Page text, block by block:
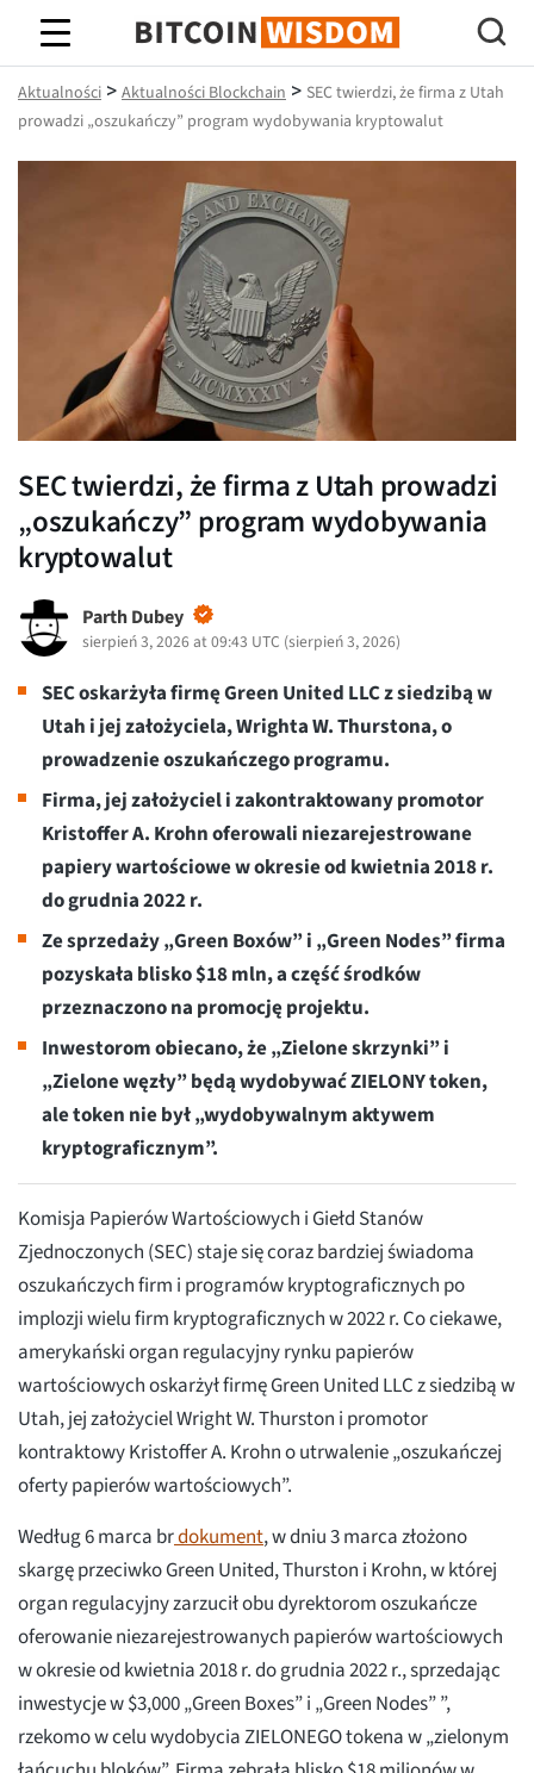
Mądrość Bitcoina
Aktualności > Aktualności Blockchain > SEC twierdzi, że firma z Utah
prowadzi „oszukańczy” program wydobywania kryptowalut
SEC twierdzi, że firma z Utah prowadzi
„oszukańczy” program wydobywania
kryptowalut
Parth Dubey
sierpień 3, 2026 at 09:43 UTC (sierpień 3, 2026)
SEC oskarżyła firmę Green United LLC z siedzibą w
Utah i jej założyciela, Wrighta W. Thurstona, o
prowadzenie oszukańczego programu.
Firma, jej założyciel i zakontraktowany promotor
Kristoffer A. Krohn oferowali niezarejestrowane
papiery wartościowe w okresie od kwietnia 2018 r.
do grudnia 2022 r.
Ze sprzedaży „Green Boxów” i „Green Nodes” firma
pozyskała blisko $18 mln, a część środków
przeznaczono na promocję projektu.
Inwestorom obiecano, że „Zielone skrzynki” i
„Zielone węzły” będą wydobywać ZIELONY token,
ale token nie był „wydobywalnym aktywem
kryptograficznym”.
Komisja Papierów Wartościowych i Giełd Stanów
Zjednoczonych (SEC) staje się coraz bardziej świadoma
oszukańczych firm i programów kryptograficznych po
implozji wielu firm kryptograficznych w 2022 r. Co ciekawe,
amerykański organ regulacyjny rynku papierów
wartościowych oskarżył firmę Green United LLC z siedzibą w
Utah, jej założyciel Wright W. Thurston i promotor
kontraktowy Kristoffer A. Krohn o utrwalenie „oszukańczej
oferty papierów wartościowych”.
Według 6 marca brdokument, w dniu 3 marca złożono
skargę przeciwko Green United, Thurston i Krohn, w której
organ regulacyjny zarzucił obu dyrektorom oszukańcze
oferowanie niezarejestrowanych papierów wartościowych
w okresie od kwietnia 2018 r. do grudnia 2022 r., sprzedając
inwestycje w $3,000 „Green Boxes” i „Green Nodes” ”,
rzekomo w celu wydobycia ZIELONEGO tokena w „zielonym